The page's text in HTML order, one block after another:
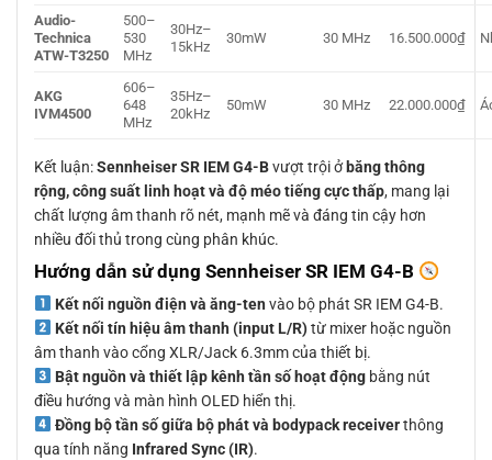
Audio-
Technica
ATW-T3250
500–
530
MHz
30Hz–
15kHz
30mW 30 MHz 16.500.000₫
AKG
IVM4500
606–
648
MHz
35Hz–
20kHz
50mW 30 MHz 22.000.000₫
Kết luận:Sennheiser SR IEM G4-Bvượt trội ở băng thông
rộng, công suất linh hoạt và độ méo tiếng cực thấp, mang lại
chất lượng âm thanh rõ nét, mạnh mẽ và đáng tin cậy hơn
nhiều đối thủ trong cùng phân khúc.
Hướng dẫn sử dụng Sennheiser SR IEM G4-B
Kết nối nguồn điện và ăng-ten vào bộ phát SR IEM G4-B.
Kết nối tín hiệu âm thanh (input L/R)từ mixer hoặc nguồn
âm thanh vào cổng XLR/Jack 6.3mm của thiết bị.
Bật nguồn và thiết lập kênh tần số hoạt độngbằng nút
điều hướng và màn hình OLED hiển thị.
Đồng bộ tần số giữa bộ phát và bodypack receiverthông
qua tính năng Infrared Sync (IR).